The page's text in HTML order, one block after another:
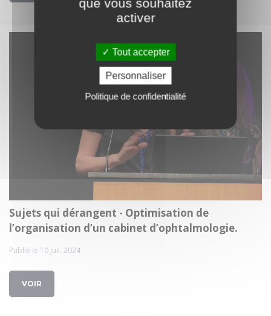
Sujets qui dérangent - Optimisation de
l’organisation d’un cabinet d’ophtalmologie.
Publié le 10 juil. 2024
VOIR
activer
Tout accepter
Personnaliser
Politique de confidentialité